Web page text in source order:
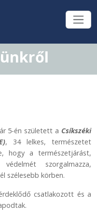
5-én született a Csíkszéki
, 34 lelkes, természetet
hogy a természetjárást,
szorgalmazza,
szélesebb körben.
csatlakozott és a